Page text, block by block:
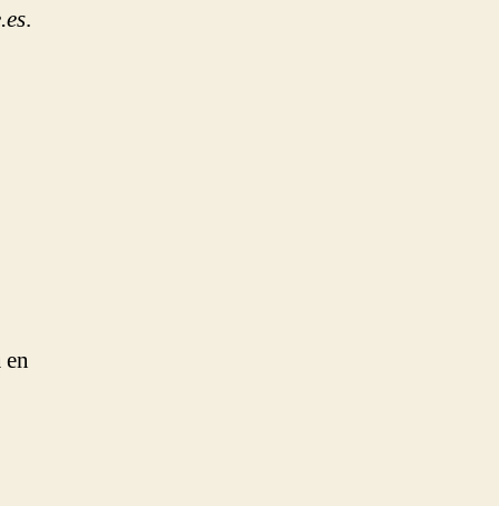
.